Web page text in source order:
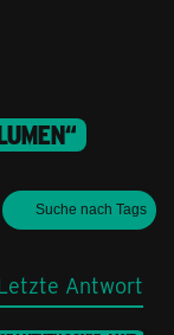
Suche nach Tags
Antwort